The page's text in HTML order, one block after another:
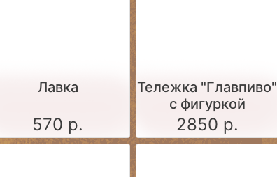
Лавка
570 р.
Тележка "Главпиво"
с фигуркой
2850 р.